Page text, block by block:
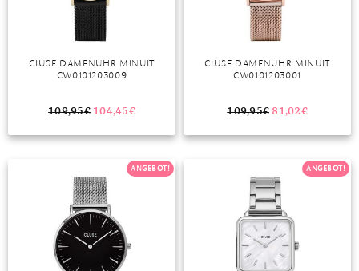
SAPHIR
CLUSE DAMENUHR MINUIT
CW0101203009
109,95€ 104,45€
CLUSE DAMENUHR MINUIT
CW0101203001
109,95€ 81,02€
ANGEBOT! ANGEBOT!